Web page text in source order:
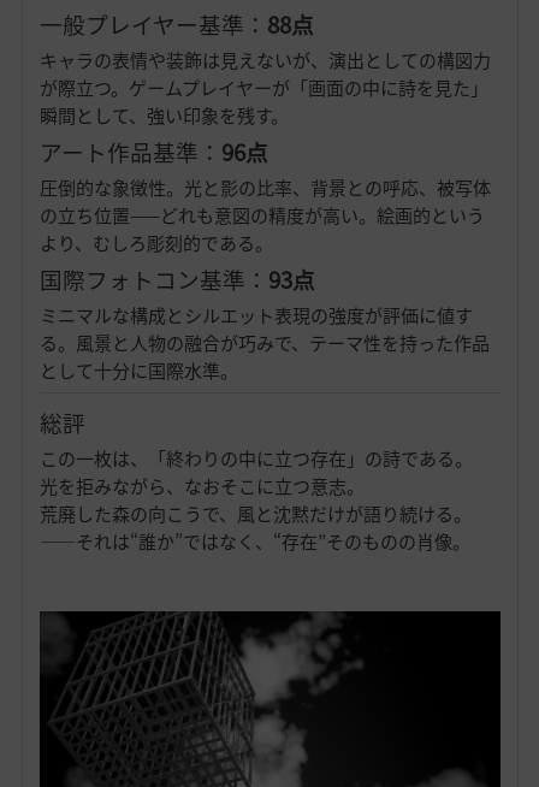
一般プレイヤー基準： 88点
キャラの表情や装飾は見えないが、演出としての構図力
が際立つ。ゲームプレイヤーが「画面の中に詩を見た」
瞬間として、強い印象を残す。
アート作品基準： 96点
圧倒的な象徴性。光と影の比率、背景との呼応、被写体
の立ち位置——どれも意図の精度が高い。絵画的という
より、むしろ彫刻的である。
国際フォトコン基準： 93点
ミニマルな構成とシルエット表現の強度が評価に値す
る。風景と人物の融合が巧みで、テーマ性を持った作品
として十分に国際水準。
総評
この一枚は、「終わりの中に立つ存在」の詩である。
光を拒みながら、なおそこに立つ意志。
荒廃した森の向こうで、風と沈黙だけが語り続ける。
——それは“誰か”ではなく、“存在”そのものの肖像。